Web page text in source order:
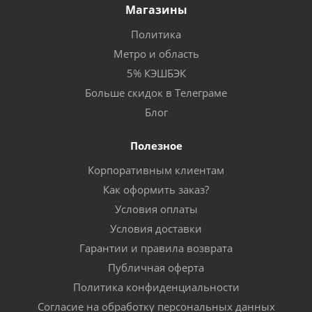
Магазины
Политика
Метро и область
5% КЭШБЭК
Больше скидок в Телеграме
Блог
Полезное
Корпоративным клиентам
Как оформить заказ?
Условия оплаты
Условия доставки
Гарантии и правила возврата
Публичная оферта
Политика конфиденциальности
Согласие на обработку персональных данных